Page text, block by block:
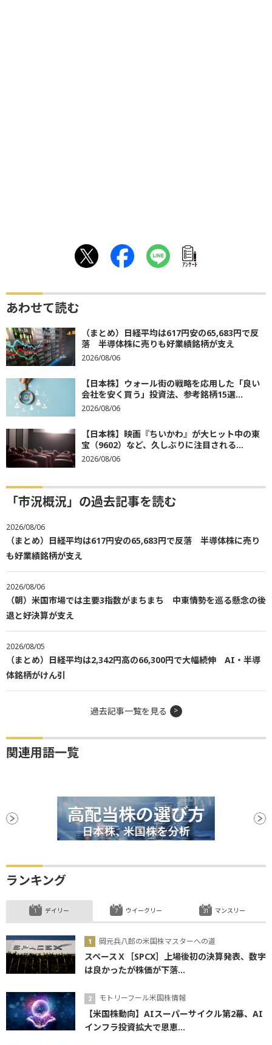
ｱﾝｹｰﾄ
あわせて読む
（まとめ）日経平均は617円安の65,683円で反
落 半導体株に売りも好業績銘柄が支え
2026/08/06
【日本株】ウォール街の戦略を応用した「良い
会社を安く買う」投資法、参考銘柄15選...
2026/08/06
【日本株】映画『ちいかわ』が大ヒット中の東
宝（9602）など、久しぶりに注目される...
2026/08/06
「市況概況」の過去記事を読む
2026/08/06
（まとめ）日経平均は617円安の65,683円で反落 半導体株に売り
も好業績銘柄が支え
2026/08/06
（朝）米国市場では主要3指数がまちまち 中東情勢を巡る懸念の後
退と好決算が支え
2026/08/05
（まとめ）日経平均は2,342円高の66,300円で大幅続伸 AI・半導
体銘柄がけん引
過去記事一覧を見る
関連用語一覧
ランキング
デイリー
岡元兵八郎の米国株マスターへの道
スペースＸ［SPCX］上場後初の決算発表、数字
は良かったが株価が下落...
モトリーフール米国株情報
【米国株動向】AIスーパーサイクル第2幕、AI
インフラ投資拡大で恩恵...
ウイークリー マンスリー